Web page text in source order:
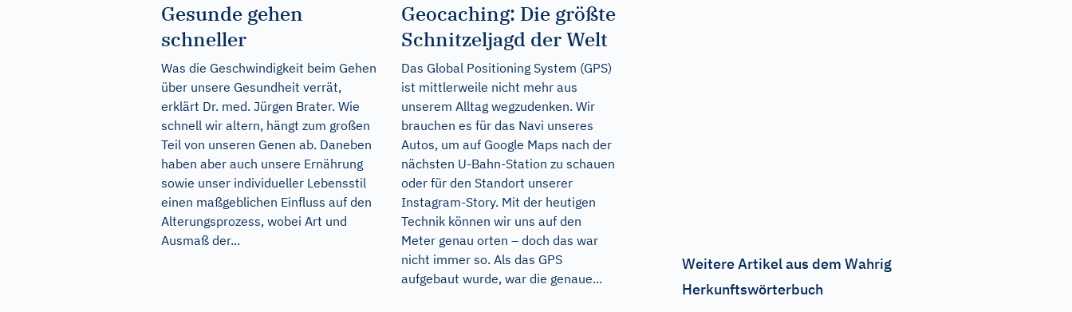
Gesunde gehen
schneller
Was die Geschwindigkeit beim Gehen
über unsere Gesundheit verrät,
erklärt Dr. med. Jürgen Brater. Wie
schnell wir altern, hängt zum großen
Teil von unseren Genen ab. Daneben
haben aber auch unsere Ernährung
sowie unser individueller Lebensstil
einen maßgeblichen Einfluss auf den
Alterungsprozess, wobei Art und
Ausmaß der...
Geocaching: Die größte
Schnitzeljagd der Welt
Das Global Positioning System (GPS)
ist mittlerweile nicht mehr aus
unserem Alltag wegzudenken. Wir
brauchen es für das Navi unseres
Autos, um auf Google Maps nach der
nächsten U-Bahn-Station zu schauen
oder für den Standort unserer
Instagram-Story. Mit der heutigen
Technik können wir uns auf den
Meter genau orten – doch das war
nicht immer so. Als das GPS
aufgebaut wurde, war die genaue...
Weitere Artikel aus dem Wahrig
Herkunftswörterbuch